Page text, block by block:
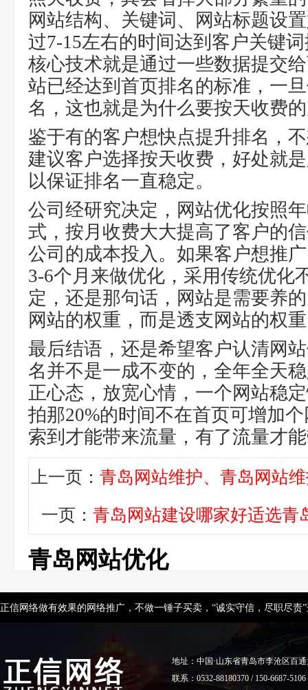
网站结构、关键词、网站标题设
过7-15左右的时间达到客户关键
核心技术就是通过一些数据提交
站已经达到首页排名的标准，一
名，这也就是为什么要按天收费
鉴于有的客户想快点提升排名，
建议客户选择按天收费，好处就
以保证排名一直稳定。
公司经研究决定，网站优化按照
式，按月收费大大提高了客户的
公司的成本投入。如果客户想推
3-6个月来做优化，采用传统优化
定，还是那句话，网站是需要养
网站的权重，而是透支网站的权
最后结语，还是希望客户认清网
名并不是一成不变的，全年全天
正心态，放宽心情，一个网站稳
拍那20%的时间不在首页可增加
索到才能带来流量，有了流量才
上一页： 青岛网站维护、青岛网站
一页： 青岛网站建设哪家好适选青
青岛网站优化
正信网络做有效果的网络推广，不做一锤子买卖，“诚实守信，尽职尽责
地址：中国·山东省青岛市李沧区百
联系：0532-88180370 / 150-6687-5106